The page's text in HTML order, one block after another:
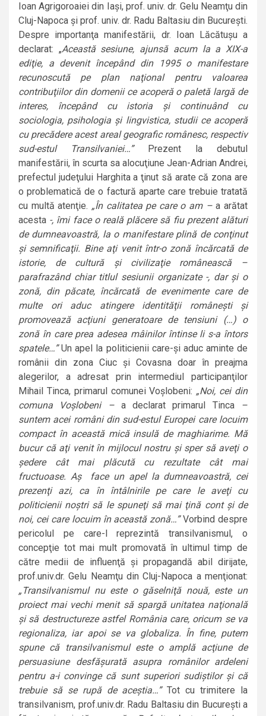
Ioan Agrigoroaiei din Iaşi, prof. univ. dr. Gelu Neamţu din
Cluj-Napoca şi prof. univ. dr. Radu Baltasiu din Bucureşti.
Despre importanţa manifestării, dr. Ioan Lăcătuşu a
declarat: „Această sesiune, ajunsă acum la a XIX-a
ediţie, a devenit începând din 1995 o manifestare
recunoscută pe plan naţional pentru valoarea
contribuţiilor din domenii ce acoperă o paletă largă de
interes, începând cu istoria şi continuând cu
sociologia, psihologia şi lingvistica, studii ce acoperă
cu precădere acest areal geografic românesc, respectiv
sud-estul Transilvaniei…”Prezent la debutul
manifestării, în scurta sa alocuţiune Jean-Adrian Andrei,
prefectul judeţului Harghita a ţinut să arate că zona are
o problematică de o factură aparte care trebuie tratată
cu multă atenţie. „În calitatea pe care o am –a arătat
acesta -, îmi face o reală plăcere să fiu prezent alături
de dumneavoastră, la o manifestare plină de conţinut
şi semnificaţii. Bine aţi venit într-o zonă încărcată de
istorie, de cultură şi civilizaţie românească –
parafrazând chiar titlul sesiunii organizate -, dar şi o
zonă, din păcate, încărcată de evenimente care de
multe ori aduc atingere identităţii româneşti şi
promovează acţiuni generatoare de tensiuni (…) o
zonă în care prea adesea mâinilor întinse li s-a întors
spatele…”Un apel la politicienii care-şi aduc aminte de
românii din zona Ciuc şi Covasna doar în preajma
alegerilor, a adresat prin intermediul participanţilor
Mihail Tinca, primarul comunei Voşlobeni: „Noi, cei din
comuna Voşlobeni – a declarat primarul Tinca–
suntem acei români din sud-estul Europei care locuim
compact în această mică insulă de maghiarime. Mă
bucur că aţi venit în mijlocul nostru şi sper să aveţi o
şedere cât mai plăcută cu rezultate cât mai
fructuoase. Aş
face un apel la dumneavoastră, cei
prezenţi azi, ca în întâlnirile pe care le aveţi cu
politicienii noştri să le spuneţi să mai ţină cont şi de
noi, cei care locuim în această zonă…”Vorbind despre
pericolul pe care-l reprezintă transilvanismul, o
concepţie tot mai mult promovată în ultimul timp de
către medii de influenţă şi propagandă abil dirijate,
prof.univ.dr. Gelu Neamţu din Cluj-Napoca a menţionat:
„Transilvanismul nu este o găselniţă nouă, este un
proiect mai vechi menit să spargă unitatea naţională
şi să destructureze astfel România care, oricum se va
regionaliza, iar apoi se va globaliza. În fine, putem
spune că transilvanismul este o amplă acţiune de
persuasiune desfăşurată asupra românilor ardeleni
pentru a-i convinge că sunt superiori sudiştilor şi că
trebuie să se rupă de aceştia…”Tot cu trimitere la
transilvanism, prof.univ.dr. Radu Baltasiu din Bucureşti a